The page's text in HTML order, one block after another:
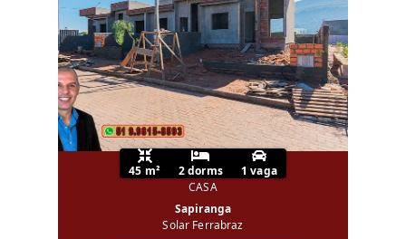
45 m² 2 dorms
1 vaga
CASA
Sapiranga
Solar Ferrabraz